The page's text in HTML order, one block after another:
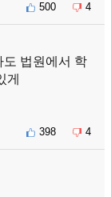
500 4
도 법원에서 학
게
398 4